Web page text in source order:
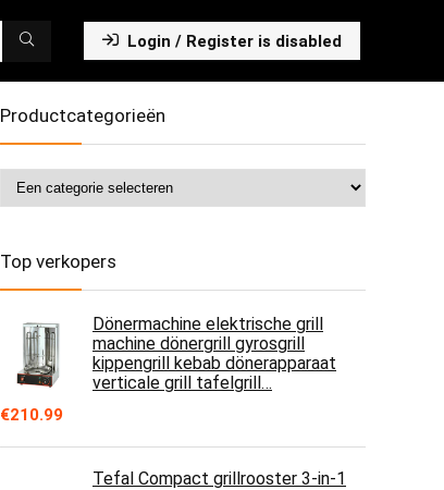
Login / Register is disabled
Productcategorieën
Top verkopers
Dönermachine elektrische grill
machine dönergrill gyrosgrill
kippengrill kebab dönerapparaat
verticale grill tafelgrill…
€210.99
Tefal Compact grillrooster 3-in-1